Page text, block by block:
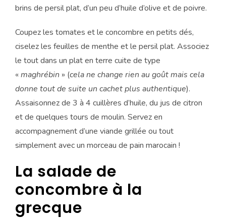
brins de persil plat, d’un peu d’huile d’olive et de poivre.
Coupez les tomates et le concombre en petits dés,
ciselez les feuilles de menthe et le persil plat. Associez
le tout dans un plat en terre cuite de type
« maghrébin » (cela ne change rien au goût mais cela
donne tout de suite un cachet plus authentique).
Assaisonnez de 3 à 4 cuillères d’huile, du jus de citron
et de quelques tours de moulin. Servez en
accompagnement d’une viande grillée ou tout
simplement avec un morceau de pain marocain !
La salade de
concombre à la
grecque